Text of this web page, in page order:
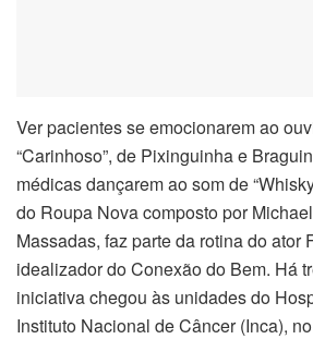
panel
Panel
panel
panel
Ver pacientes se emocionarem ao
“Carinhoso”, de Pixinguinha e
médicas dançarem ao som de
do Roupa Nova composto por
Massadas, faz parte da rotina do ator
idealizador do Conexão do Bem. Há
iniciativa chegou às unidades do
Instituto Nacional de Câncer (Inca),